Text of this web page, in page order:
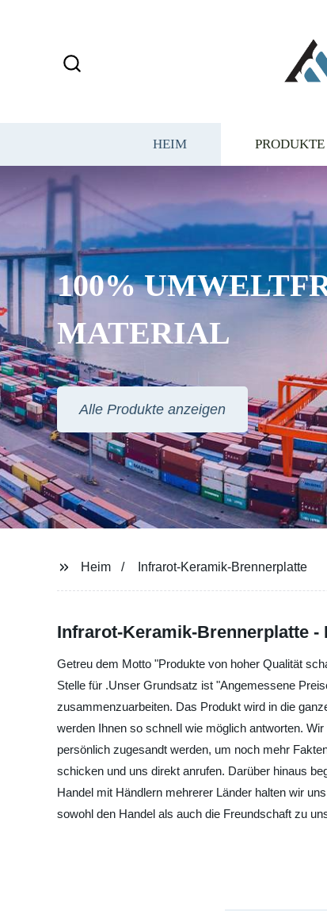
HEIM PRODUKTE
100%
MATERIAL
Alle Produkte anzeigen
Heim Infrarot-Keramik-Brennerplatte
Infrarot-Keramik-Brennerplatte -
Getreu dem Motto "Produkte von hoher Qualität
Stelle für .Unser Grundsatz ist "Angemessene
zusammenzuarbeiten. Das Produkt wird in die
werden Ihnen so schnell wie möglich antworten.
persönlich zugesandt werden, um noch mehr
schicken und uns direkt anrufen. Darüber hinaus
Handel mit Händlern mehrerer Länder halten wir
sowohl den Handel als auch die Freundschaft zu